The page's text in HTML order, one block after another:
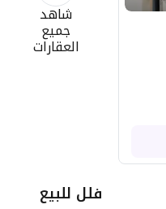
شاهد
جميع
العقارات
فلل للبيع